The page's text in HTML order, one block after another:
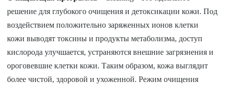
решение для глубокого очищения и детоксикации кожи. Под
воздействием положительно заряженных ионов клетки
кожи выводят токсины и продукты метаболизма, доступ
кислорода улучшается, устраняются внешние загрязнения и
ороговевшие клетки кожи. Таким образом, кожа выглядит
более чистой, здоровой и ухоженной. Режим очищения